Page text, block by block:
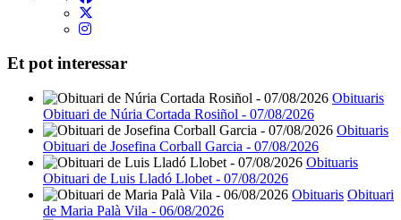
Et pot interessar
Obituaris
Obituari de Núria Cortada Rosiñol - 07/08/2026
Obituaris
Obituari de Josefina Corball Garcia - 07/08/2026
Obituaris
Obituari de Luis Lladó Llobet - 07/08/2026
Obituaris Obituari
de Maria Palà Vila - 06/08/2026